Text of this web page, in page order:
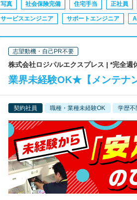
写真 社会保険完備 住宅手当 正社員
サービスエンジニア サポートエンジニア
志望動機・自己PR不要
株式会社ロジパルエクスプレス | *完全週
業界未経験OK★【メンテナ
契約社員 職種・業種未経験OK 学歴不